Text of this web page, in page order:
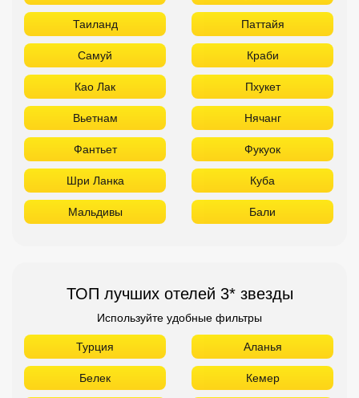
Таиланд Паттайя
Самуй Краби
Као Лак Пхукет
Вьетнам Нячанг
Фантьет Фукуок
Шри Ланка Куба
Мальдивы Бали
ТОП лучших отелей 3* звезды
Используйте удобные фильтры
Турция Аланья
Белек Кемер